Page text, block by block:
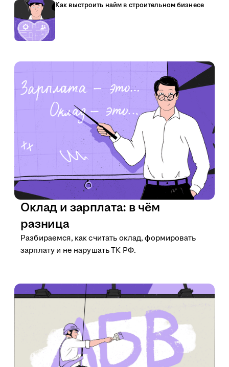
Как выстроить найм в строительном бизнесе
Оклад и зарплата: в чём
разница
Разбираемся, как считать оклад, формировать
зарплату и не нарушать ТК РФ.